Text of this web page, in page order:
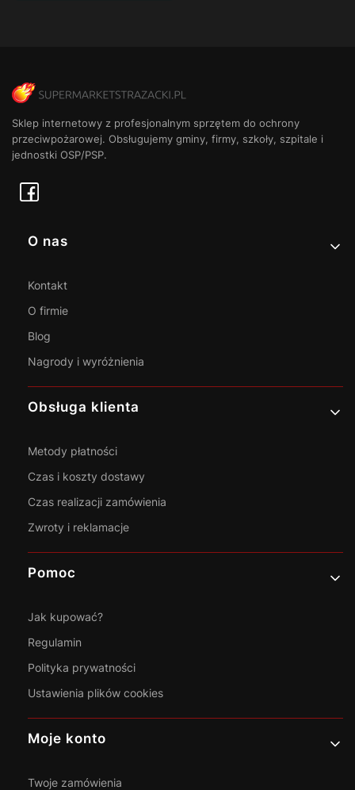
Sklep internetowy z profesjonalnym sprzętem do ochrony
przeciwpożarowej. Obsługujemy gminy, firmy, szkoły, szpitale i
jednostki OSP/PSP.
Linki w stopce
O nas
Kontakt
O firmie
Blog
Nagrody i wyróżnienia
Obsługa klienta
Metody płatności
Czas i koszty dostawy
Czas realizacji zamówienia
Zwroty i reklamacje
Pomoc
Jak kupować?
Regulamin
Polityka prywatności
Ustawienia plików cookies
Moje konto
Twoje zamówienia